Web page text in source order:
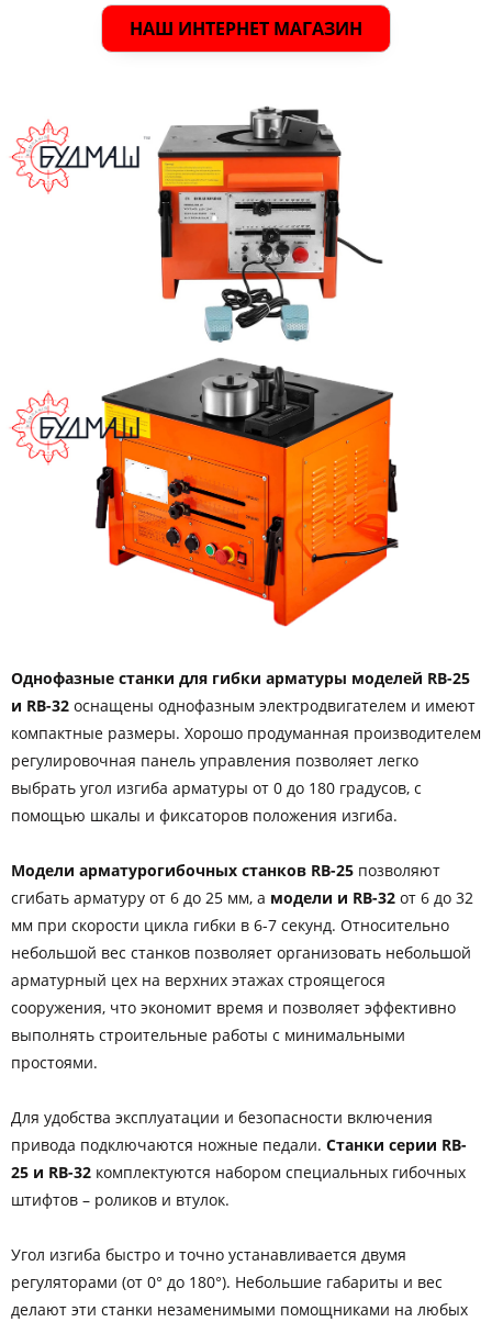
НАШ ИНТЕРНЕТ МАГАЗИН
Однофазные станки для гибки арматуры моделей RB-25
и RB-32 оснащены однофазным электродвигателем и имеют
компактные размеры. Хорошо продуманная производителем
регулировочная панель управления позволяет легко
выбрать угол изгиба арматуры от 0 до 180 градусов, с
помощью шкалы и фиксаторов положения изгиба.
Модели арматурогибочных станков RB-25 позволяют
сгибать арматуру от 6 до 25 мм, а модели и RB-32 от 6 до 32
мм при скорости цикла гибки в 6-7 секунд. Относительно
небольшой вес станков позволяет организовать небольшой
арматурный цех на верхних этажах строящегося
сооружения, что экономит время и позволяет эффективно
выполнять строительные работы с минимальными
простоями.
Для удобства эксплуатации и безопасности включения
привода подключаются ножные педали. Станки серии RB-
25 и RB-32 комплектуются набором специальных гибочных
штифтов – роликов и втулок.
Угол изгиба быстро и точно устанавливается двумя
регуляторами (от 0° до 180°). Небольшие габариты и вес
делают эти станки незаменимыми помощниками на любых